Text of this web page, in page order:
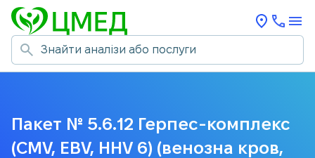
Пакет № 5.6.12 Герпес-комплекс
(CMV, EBV, HHV 6) (венозна кров,